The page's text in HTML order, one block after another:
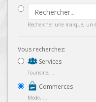
Rechercher une marque, un
Vous recherchez:
Services
Tourisme, ...
Commerces
Mode, ...